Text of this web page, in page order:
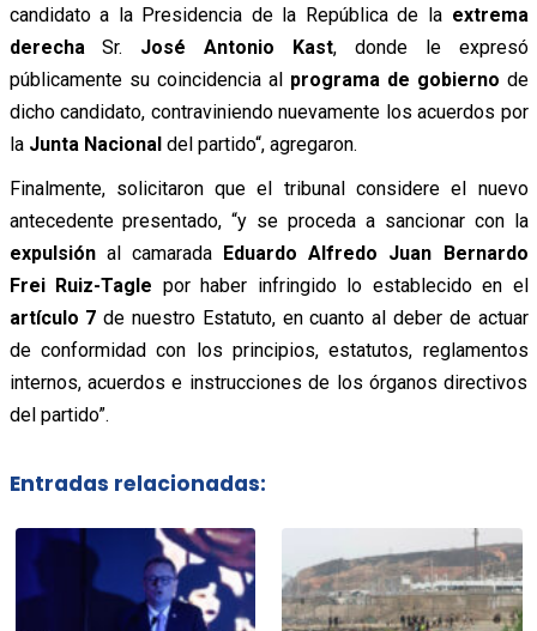
candidato a la Presidencia de la República de la extrema
derecha Sr. José Antonio Kast, donde le expresó
públicamente su coincidencia al programa de gobierno de
dicho candidato, contraviniendo nuevamente los acuerdos por
la Junta Nacionaldel partido“, agregaron.
Finalmente, solicitaron que el tribunal considere el nuevo
antecedente presentado, “y se proceda a sancionar con la
expulsiónal camarada Eduardo Alfredo Juan Bernardo
Frei Ruiz-Tagle por haber infringido lo establecido en el
artículo 7 de nuestro Estatuto, en cuanto al deber de actuar
de conformidad con los principios, estatutos, reglamentos
internos, acuerdos e instrucciones de los órganos directivos
del partido”.
Entradas relacionadas: